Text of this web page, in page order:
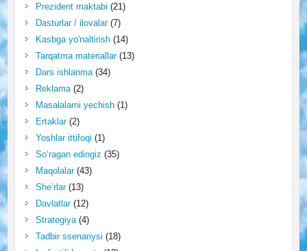
Prezident maktabi (21)
Dasturlar / ilovalar(7)
Kasbga yo'naltirish(14)
Tarqatma materiallar(13)
Dars ishlanma(34)
Reklama(2)
Masalalarni yechish(1)
Ertaklar(2)
Yoshlar ittifoqi (1)
So‘ragan edingiz (35)
Maqolalar(43)
She’rlar(13)
Davlatlar(12)
Strategiya(4)
Tadbir ssenariysi (18)